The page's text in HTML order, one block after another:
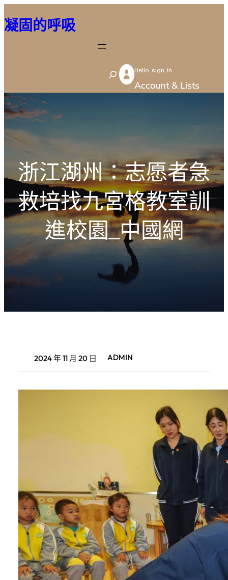
至
容
凝固的呼吸
S
e
Hello sign in
Account & Lists
浙江湖州：志愿者急
救培找九宮格教室訓
進校園_中國網
2024 年 11 月 20 日 ADMIN